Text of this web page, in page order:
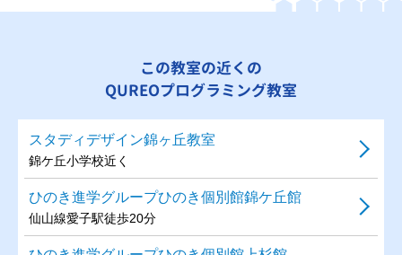
この教室の近くの
QUREOプログラミング教室
スタディデザイン錦ヶ丘教室
錦ケ丘小学校近く
ひのき進学グループひのき個別館錦ケ丘館
仙山線愛子駅徒歩20分